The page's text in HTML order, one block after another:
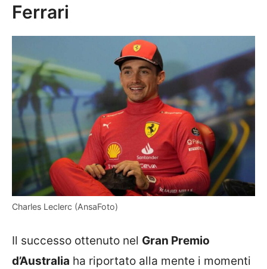
Ferrari
Charles Leclerc (AnsaFoto)
Il successo ottenuto nel Gran Premio
d’Australia ha riportato alla mente i momenti